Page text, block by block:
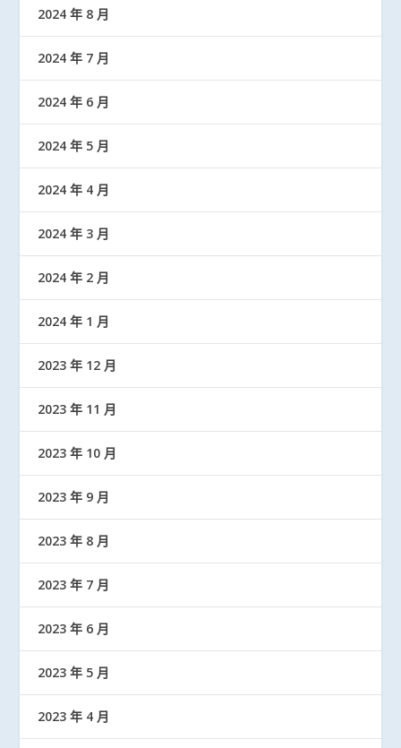
2024 年 8 月
2024 年 7 月
2024 年 6 月
2024 年 5 月
2024 年 4 月
2024 年 3 月
2024 年 2 月
2024 年 1 月
2023 年 12 月
2023 年 11 月
2023 年 10 月
2023 年 9 月
2023 年 8 月
2023 年 7 月
2023 年 6 月
2023 年 5 月
2023 年 4 月